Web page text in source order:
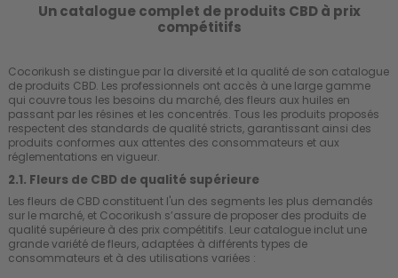
Un catalogue complet de produits CBD à prix
compétitifs
Cocorikush se distingue par la diversité et la qualité de son catalogue
de produits CBD. Les professionnels ont accès à une large gamme
qui couvre tous les besoins du marché, des fleurs aux huiles en
passant par les résines et les concentrés. Tous les produits proposés
respectent des standards de qualité stricts, garantissant ainsi des
produits conformes aux attentes des consommateurs et aux
réglementations en vigueur.
2.1. Fleurs de CBD de qualité supérieure
Les fleurs de CBD constituent l'un des segments les plus demandés
sur le marché, et Cocorikush s’assure de proposer des produits de
qualité supérieure à des prix compétitifs. Leur catalogue inclut une
grande variété de fleurs, adaptées à différents types de
consommateurs et à des utilisations variées :